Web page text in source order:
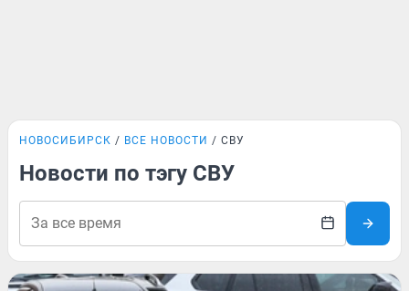
НОВОСИБИРСК ВСЕ НОВОСТИ СВУ
Новости по тэгу СВУ